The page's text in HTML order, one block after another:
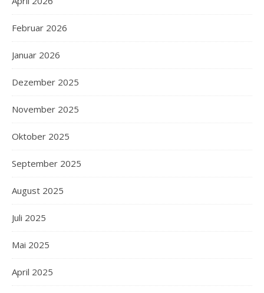
Februar 2026
Januar 2026
Dezember 2025
November 2025
Oktober 2025
September 2025
August 2025
Juli 2025
Mai 2025
April 2025